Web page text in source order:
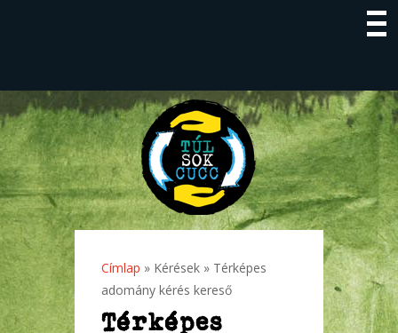
Jelenlegi hely
Címlap » Kérések » Térképes
adomány kérés kereső
Térképes